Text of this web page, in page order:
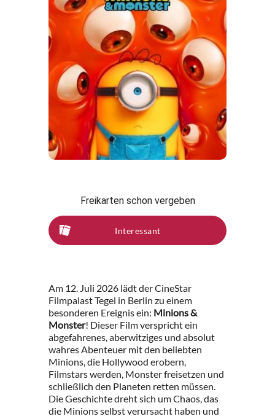
Freikarten schon vergeben
Interessant
Am 12. Juli 2026 lädt der CineStar
Filmpalast Tegel in Berlin zu einem
besonderen Ereignis ein: Minions &
Monster! Dieser Film verspricht ein
abgefahrenes, aberwitziges und absolut
wahres Abenteuer mit den beliebten
Minions, die Hollywood erobern,
Filmstars werden, Monster freisetzen und
schließlich den Planeten retten müssen.
Die Geschichte dreht sich um Chaos, das
die Minions selbst verursacht haben und